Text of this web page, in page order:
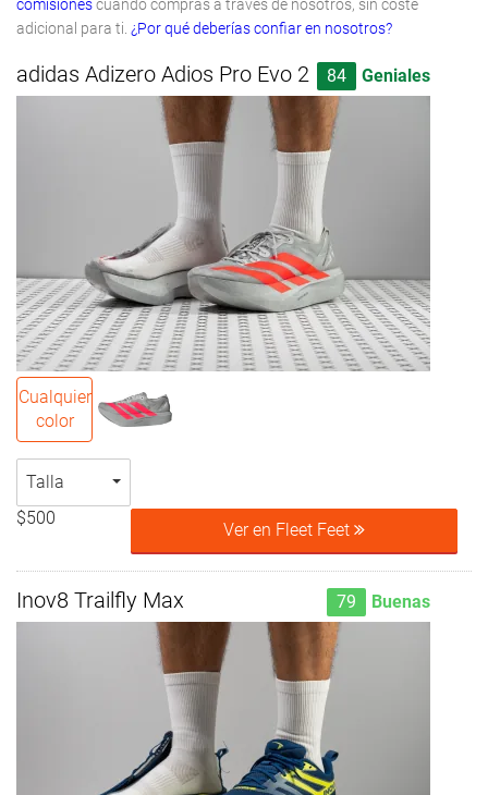
comisionescuando compras a través de nosotros, sin coste
adicional para ti. ¿Por qué deberías confiar en nosotros?
adidas Adizero Adios Pro Evo 2 84 Geniales
Cualquier
color
Talla
$500
Ver en Fleet Feet
Inov8 Trailfly Max 79 Buenas